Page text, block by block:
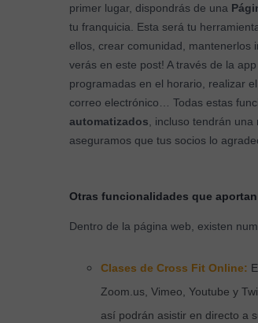
primer lugar, dispondrás de una
tu franquicia. Esta será tu
ellos, crear comunidad, mantenerlos
verás en este post! A través de la
programadas en el horario, realizar
correo electrónico… Todas estas
automatizados , incluso tendrán una
aseguramos que tus socios lo
Otras funcionalidades que
Dentro de la página web, existen
Clases de Cross Fit Online:
Zoom.us, Vimeo, Youtube y
así podrán asistir en directo a